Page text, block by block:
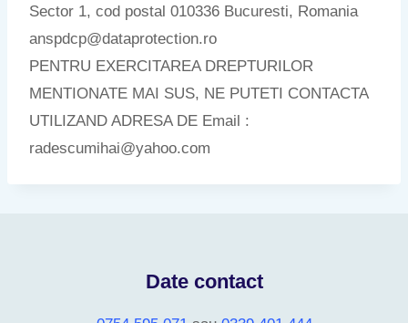
Sector 1, cod postal 010336 Bucuresti, Romania
anspdcp@dataprotection.ro
PENTRU EXERCITAREA DREPTURILOR
MENTIONATE MAI SUS, NE PUTETI CONTACTA
UTILIZAND ADRESA DE Email :
radescumihai@yahoo.com
Date contact